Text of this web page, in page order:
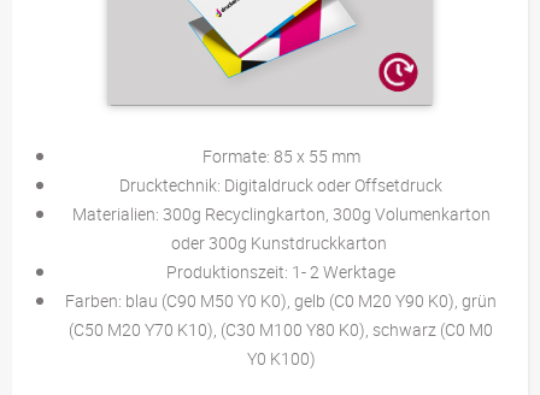
Formate: 85 x 55 mm
Drucktechnik: Digitaldruck oder Offsetdruck
Materialien: 300g Recyclingkarton, 300g Volumenkarton
oder 300g Kunstdruckkarton
Produktionszeit: 1- 2 Werktage
​Farben: blau (C90 M50 Y0 K0), gelb (C0 M20 Y90 K0), grün
(C50 M20 Y70 K10), (C30 M100 Y80 K0), schwarz (C0 M0
Y0 K100)